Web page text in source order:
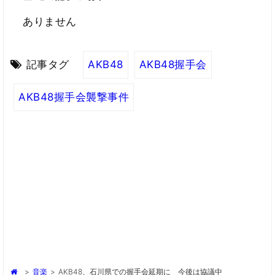
ありません
記事タグ AKB48 AKB48握手会
AKB48握手会襲撃事件
> 音楽 > AKB48、石川県での握手会延期に 今後は協議中